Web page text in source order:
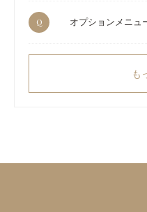
Q オプションメニュ
も